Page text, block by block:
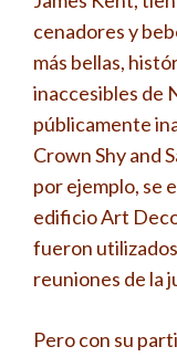
cenadores y
más bellas,
inaccesibles de
públicamente
Crown Shy and
por ejemplo, se
edificio Art
fueron
reuniones de la
Pero con su